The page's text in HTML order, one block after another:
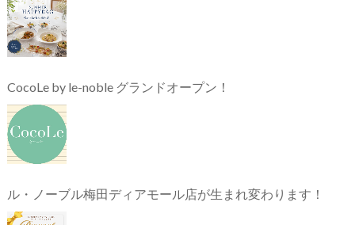
CocoLe by le-noble グランドオープン！
ル・ノーブル梅田ディアモール店が生まれ変わります！